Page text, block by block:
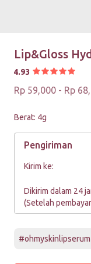
Lip&Gloss
4.93
Rp 59,000 - Rp
Berat: 4g
Pengiriman
Kirim ke:
Dikirim dalam 24
(Setelah
#ohmyskinlipserum